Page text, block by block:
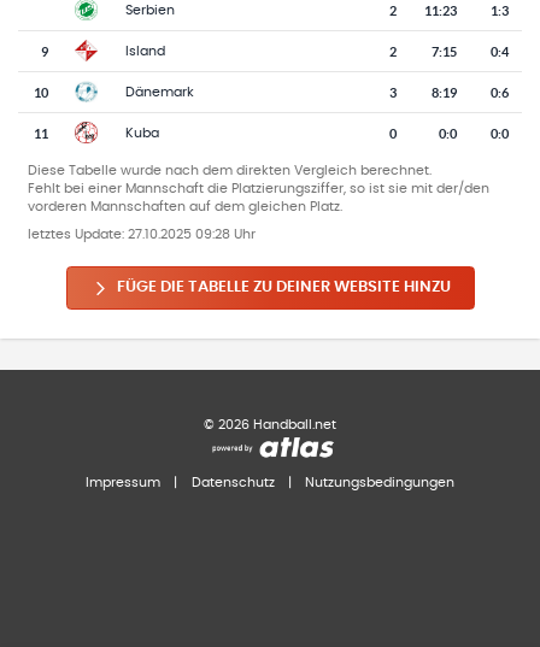
Serbien 2 11:23 1:3
9 Island 2 7:15 0:4
10 Dänemark 3 8:19 0:6
11 Kuba 0 0:0 0:0
Diese Tabelle wurde nach dem direkten Vergleich berechnet.
Fehlt bei einer Mannschaft die Platzierungsziffer, so ist sie mit der/den
vorderen Mannschaften auf dem gleichen Platz.
letztes Update: 27.10.2025 09:28 Uhr
FÜGE DIE TABELLE ZU DEINER WEBSITE HINZU
© 2026 Handball.net
Impressum Datenschutz Nutzungsbedingungen